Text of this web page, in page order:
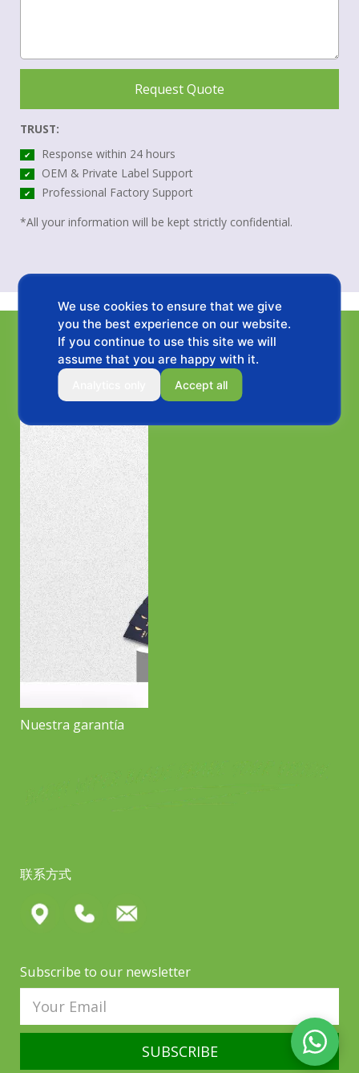
Request Quote
TRUST:
✔ Response within 24 hours
✔ OEM & Private Label Support
✔
Professional Factory Support
*All your information will be kept strictly confidential.
Nuestra garantía
联系方式
Subscribe to our newsletter
SUBSCRIBE
We use cookies to ensure that we give
you the best experience on our website.
If you continue to use this site we will
assume that you are happy with it.
Accept all